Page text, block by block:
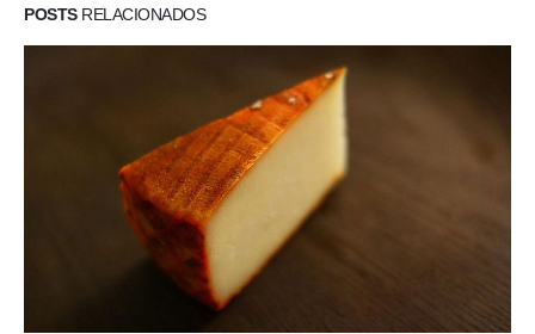
POSTSRELACIONADOS